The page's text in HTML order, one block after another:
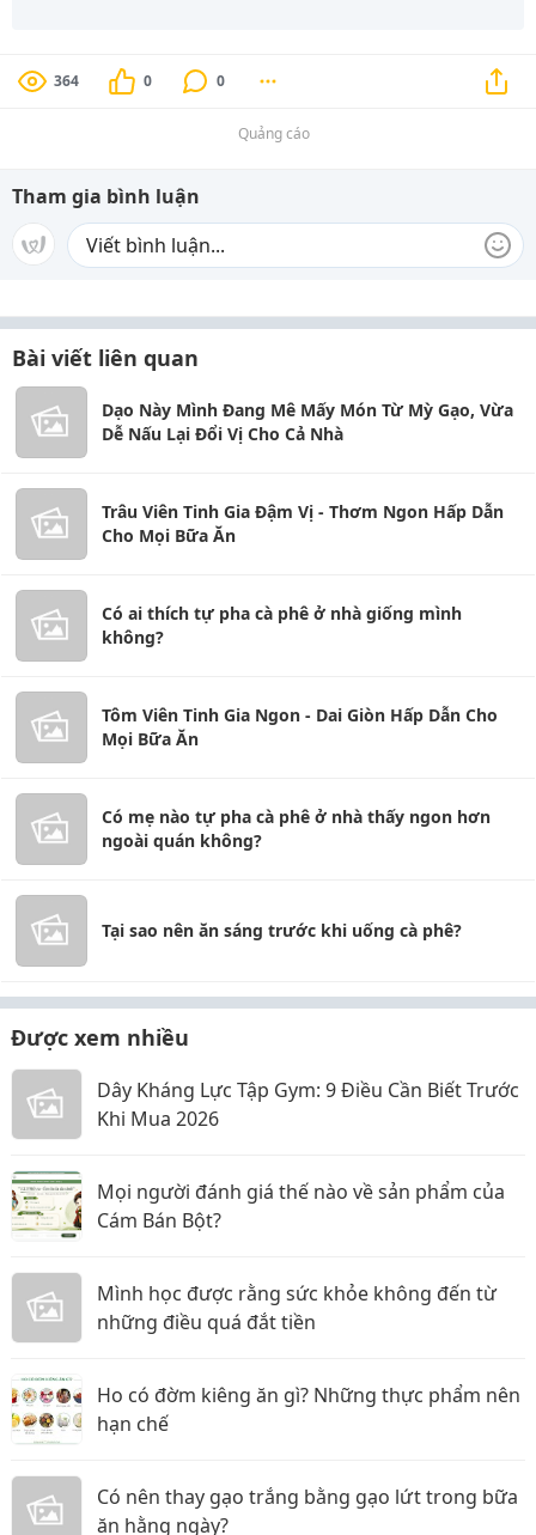
364 0 0
Quảng cáo
Tham gia bình luận
Bài viết liên quan
Dạo Này Mình Đang Mê Mấy Món Từ Mỳ Gạo, Vừa
Dễ Nấu Lại Đổi Vị Cho Cả Nhà
Trâu Viên Tinh Gia Đậm Vị - Thơm Ngon Hấp Dẫn
Cho Mọi Bữa Ăn
Có ai thích tự pha cà phê ở nhà giống mình
không?
Tôm Viên Tinh Gia Ngon - Dai Giòn Hấp Dẫn Cho
Mọi Bữa Ăn
Có mẹ nào tự pha cà phê ở nhà thấy ngon hơn
ngoài quán không?
Tại sao nên ăn sáng trước khi uống cà phê?
Được xem nhiều
Dây Kháng Lực Tập Gym: 9 Điều Cần Biết Trước
Khi Mua 2026
Mọi người đánh giá thế nào về sản phẩm của
Cám Bán Bột?
Mình học được rằng sức khỏe không đến từ
những điều quá đắt tiền
Ho có đờm kiêng ăn gì? Những thực phẩm nên
hạn chế
Có nên thay gạo trắng bằng gạo lứt trong bữa
ăn hằng ngày?